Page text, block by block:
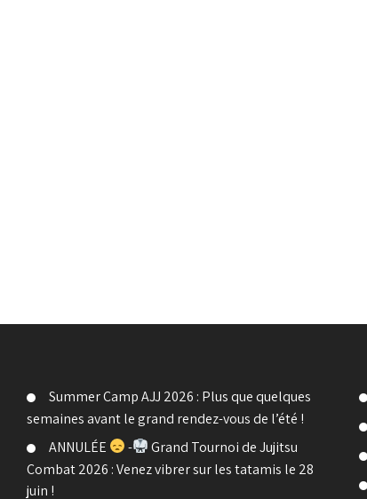
Summer Camp AJJ 2026 : Plus que quelques
semaines avant le grand rendez-vous de l’été !
ANNULÉE
-
Grand Tournoi de Jujitsu
Combat 2026 : Venez vibrer sur les tatamis le 28
juin !